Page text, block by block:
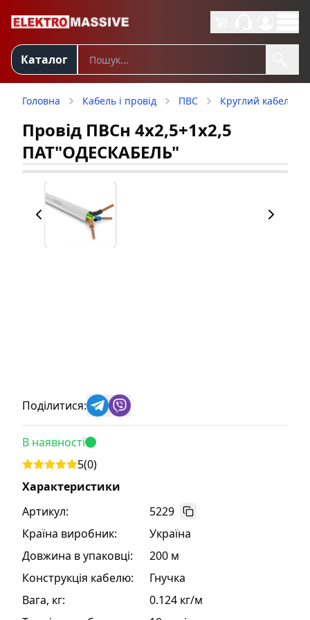
Каталог
Головна Кабель і провід ПВС Круглий кабель
Провід ПВСн 4х2,5+1х2,5
ПАТ"ОДЕСКАБЕЛЬ"
Поділитися:
В наявності
5(0)
Характеристики
Артикул:
5229
Країна виробник:
Україна
Довжина в упаковці:
200 м
Конструкція кабелю:
Гнучка
Вага, кг:
0.124 кг/м